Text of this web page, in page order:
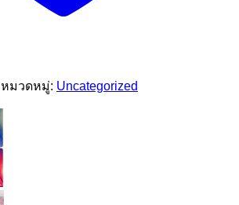
หมวดหมู่: Uncategorized